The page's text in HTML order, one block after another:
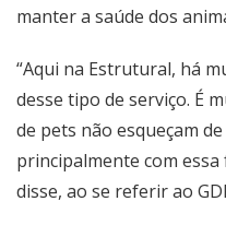
manter a saúde dos
“Aqui na Estrutural, há
desse tipo de serviço. É
de pets não esqueçam
principalmente com essa
disse, ao se referir ao